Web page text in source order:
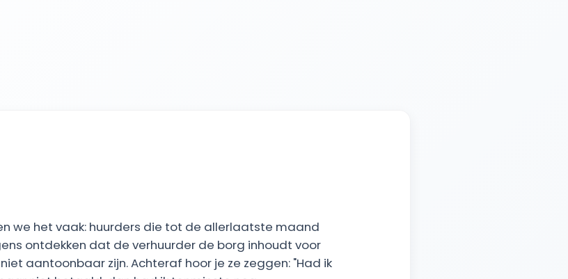
we het vaak: huurders die tot de allerlaatste maand
ontdekken dat de verhuurder de borg inhoudt voor
aantoonbaar zijn. Achteraf hoor je ze zeggen: "Had ik